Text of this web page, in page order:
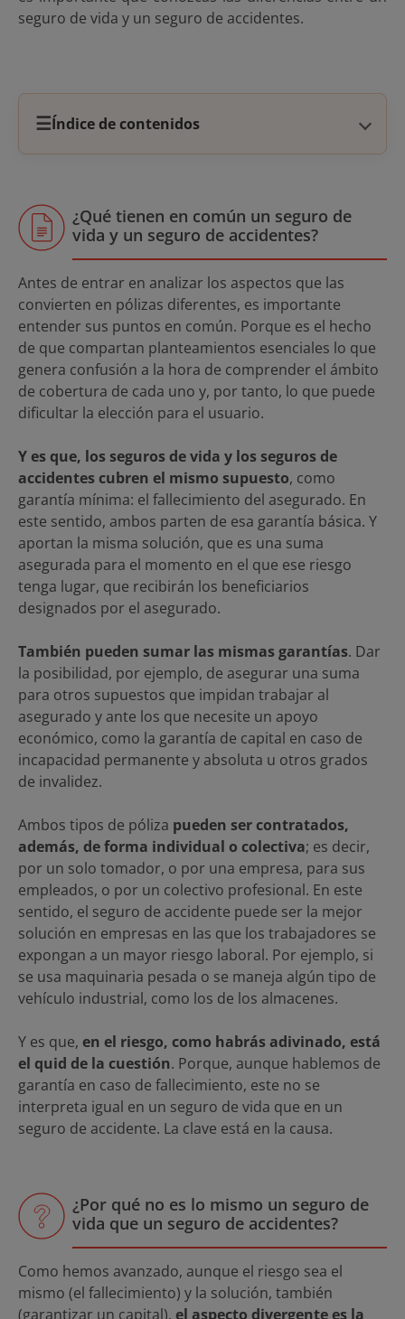
seguro de vida y un seguro de accidentes.
☰Índice de contenidos
¿Qué tienen en común un seguro de
vida y un seguro de accidentes?
Antes de entrar en analizar los aspectos que las
convierten en pólizas diferentes, es importante
entender sus puntos en común. Porque es el hecho
de que compartan planteamientos esenciales lo que
genera confusión a la hora de comprender el ámbito
de cobertura de cada uno y, por tanto, lo que puede
dificultar la elección para el usuario.
Y es que, los seguros de vida y los seguros de
accidentes cubren el mismo supuesto, como
garantía mínima: el fallecimiento del asegurado. En
este sentido, ambos parten de esa garantía básica. Y
aportan la misma solución, que es una suma
asegurada para el momento en el que ese riesgo
tenga lugar, que recibirán los beneficiarios
designados por el asegurado.
También pueden sumar las mismas garantías. Dar
la posibilidad, por ejemplo, de asegurar una suma
para otros supuestos que impidan trabajar al
asegurado y ante los que necesite un apoyo
económico, como la garantía de capital en caso de
incapacidad permanente y absoluta u otros grados
de invalidez.
Ambos tipos de póliza pueden ser contratados,
además, de forma individual o colectiva; es decir,
por un solo tomador, o por una empresa, para sus
empleados, o por un colectivo profesional. En este
sentido, el seguro de accidente puede ser la mejor
solución en empresas en las que los trabajadores se
expongan a un mayor riesgo laboral. Por ejemplo, si
se usa maquinaria pesada o se maneja algún tipo de
vehículo industrial, como los de los almacenes.
Y es que, en el riesgo, como habrás adivinado, está
el quid de la cuestión. Porque, aunque hablemos de
garantía en caso de fallecimiento, este no se
interpreta igual en un seguro de vida que en un
seguro de accidente. La clave está en la causa.
¿Por qué no es lo mismo un seguro de
vida que un seguro de accidentes?
Como hemos avanzado, aunque el riesgo sea el
mismo (el fallecimiento) y la solución, también
(garantizar un capital), el aspecto divergente es la